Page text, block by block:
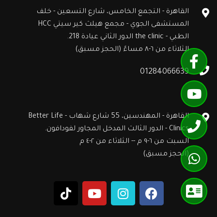
القاهرة - التجمع الخامس، شارع التسعين - خلف
المستشفى الجوي - مجمع هيلث كير سيتي HCC
الطبي - the clinic الدور الثاني عيادة 218.
الثلاثاء من ٦-٨ مساءً (الحجز مسبق)
01284066639
القاهرة - المهندسين، 55 شارع شهاب - Better Life
Clinics - الدور الثالث المدخل المجاور لفودافون.
السبت من ٦-٩ م -- الثلاثاء من ٢-٤ م
(الحجز مسبق)